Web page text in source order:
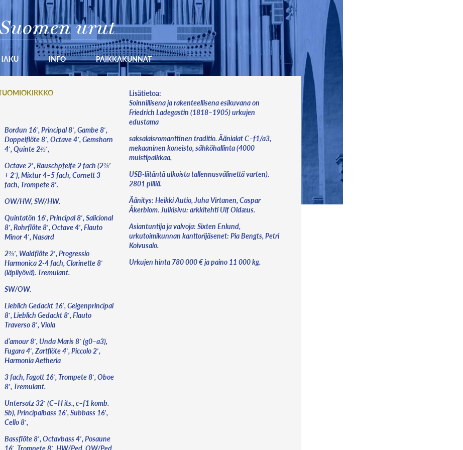
urut
INFO PAIKKAKUNNAT
Bordun 16′, Principal 8′, Gambe 8′,
Doppelflöte 8′, Octave 4′, Gemshorn
4′, Quinte 2⅔′,
Octave 2′, Rauschpfeife 2 fach (2⅔′
+ 2′), Mixtur 4–5 fach, Cornett 3
fach, Trompete 8′.
OW/HW, SW/HW.
Quintatön 16′, Principal 8′, Salicional
8′, Rohrflöte 8′, Octave 4′, Flauto
Minor 4′, Nasard
2⅔′, Waldflöte 2′, Progressio
Harmonica 2-4 fach, Clarinette 8′
(läpilyövä). Tremulant.
SW/OW.
Lieblich Gedackt 16′, Geigenprincipal
8′, Lieblich Gedackt 8′, Flauto
Traverso 8′, Viola
d’amour 8′, Unda Maris 8′ (g0–a3),
Fugara 4′, Zartflöte 4′, Piccolo 2′,
Harmonia Aetheria
3 fach, Fagott 16′, Trompete 8′, Oboe
8′, Tremulant.
Untersatz 32′ (C–H its., c–f1 komb.
Sb), Principalbass 16′, Subbass 16′,
Cello 8′,
Bassflöte 8′, Octavbass 4′, Posaune
16′, Trompete 8′. HW/Ped, OW/Ped,
Lisätietoa:
Soinnillisena ja rakenteellisena esikuvana on
Friedrich Ladegastin (1818–1905) urkujen
edustama
saksalaisromanttinen traditio. Äänialat C–f1/a3,
mekaaninen koneisto, sähköhallinta (4000
muistipaikkaa,
USB-liitäntä ulkoista tallennusvälinettä varten).
2801 pilliä.
Äänitys: Heikki Autio, Juha Virtanen, Caspar
Åkerblom. Julkisivu: arkkitehti Ulf Oldæus.
Asiantuntija ja valvoja: Sixten Enlund,
urkutoimikunnan kanttorijäsenet: Pia Bengts, Petri
Koivusalo.
Urkujen hinta 780 000 € ja paino 11 000 kg.